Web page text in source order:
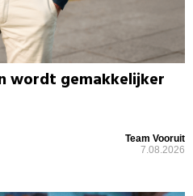
wordt gemakkelijker
Team Vooruit
7.08.2026